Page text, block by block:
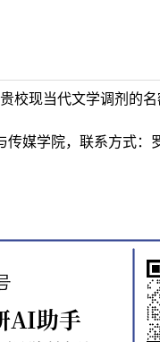
校现当代文学调剂的
传媒学院，联系方式